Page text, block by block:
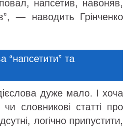
напсетив, навоняв,
— наводить Грінченко
“напсетити” та
дуже мало. І хоча
чи словникові статті про
логічно припустити,